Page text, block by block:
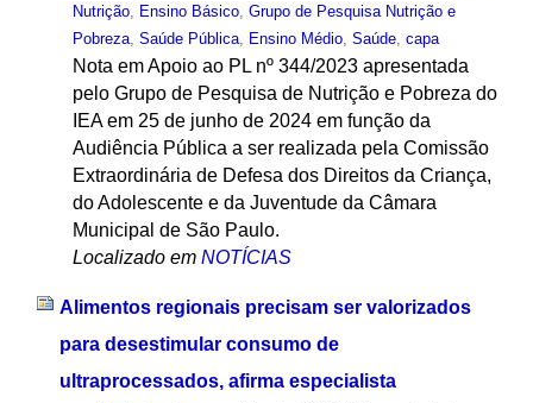
Nutrição, Ensino Básico, Grupo de Pesquisa Nutrição e
Pobreza, Saúde Pública, Ensino Médio, Saúde, capa
Nota em Apoio ao PL nº 344/2023 apresentada
pelo Grupo de Pesquisa de Nutrição e Pobreza do
IEA em 25 de junho de 2024 em função da
Audiência Pública a ser realizada pela Comissão
Extraordinária de Defesa dos Direitos da Criança,
do Adolescente e da Juventude da Câmara
Municipal de São Paulo.
Localizado em NOTÍCIAS
Alimentos regionais precisam ser valorizados
para desestimular consumo de
ultraprocessados, afirma especialista